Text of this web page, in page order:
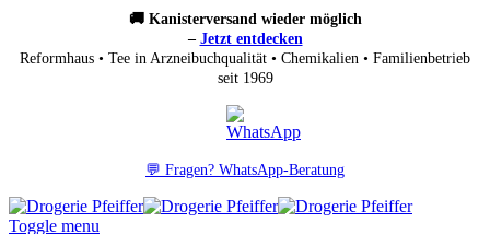
🚚 Kanisterversand wieder möglich
– Jetzt entdecken
Reformhaus • Tee in Arzneibuchqualität • Chemikalien • Familienbetrieb
seit 1969
💬 Fragen? WhatsApp-Beratung
Toggle menu